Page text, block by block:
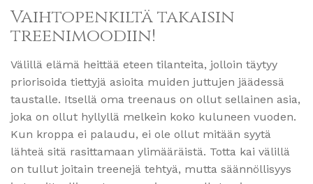
Vaihtopenkiltä takaisin
treenimoodiin!
Välillä elämä heittää eteen tilanteita, jolloin täytyy
priorisoida tiettyjä asioita muiden juttujen jäädessä
taustalle. Itsellä oma treenaus on ollut sellainen asia,
joka on ollut hyllyllä melkein koko kuluneen vuoden.
Kun kroppa ei palaudu, ei ole ollut mitään syytä
lähteä sitä rasittamaan ylimääräistä. Totta kai välillä
on tullut joitain treenejä tehtyä, mutta säännöllisyys